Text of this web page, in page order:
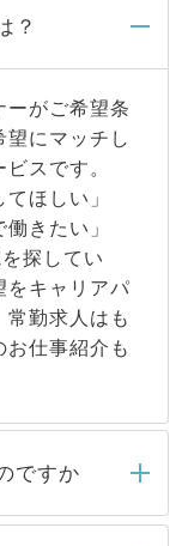
？
ーがご希望条
にマッチし
スです。
ほしい」
きたい」
探してい
をキャリアパ
勤求人はも
仕事紹介も
ですか
社担当者がご